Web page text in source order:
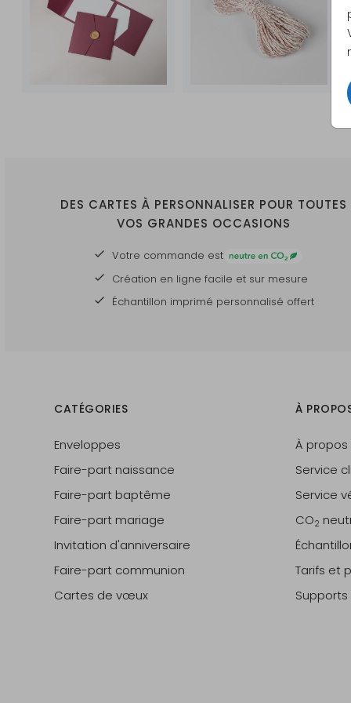
DES CARTES À PERSONNALISER POUR TOUTES
VOS GRANDES OCCASIONS
Votre commande est
Création en ligne facile et sur mesure
Échantillon imprimé personnalisé offert
CATÉGORIES
Enveloppes
Faire-part naissance
Faire-part baptême
Faire-part mariage
Invitation d'anniversaire
Faire-part communion
Cartes de vœux
À
À
Service
Service
CO2
Tarifs et
Supports